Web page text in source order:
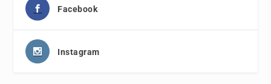
Facebook
Instagram